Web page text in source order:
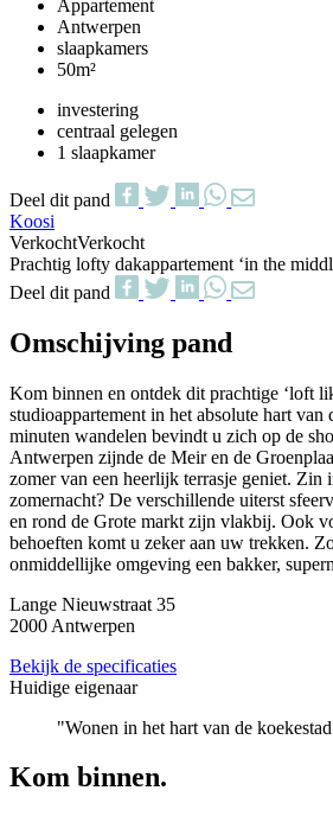
Appartement
Antwerpen
slaapkamers
50m²
investering
centraal gelegen
1 slaapkamer
Deel dit pand
Koosi
VerkochtVerkocht
Prachtig lofty dakappartement ‘in the
Deel dit pand
Omschijving pand
Kom binnen en ontdek dit prachtige ‘loft
studioappartement in het absolute hart van
minuten wandelen bevindt u zich op de
Antwerpen zijnde de Meir en de
zomer van een heerlijk terrasje geniet. Zin
zomernacht? De verschillende uiterst
en rond de Grote markt zijn vlakbij. Ook
behoeften komt u zeker aan uw trekken.
onmiddellijke omgeving een bakker,
Lange Nieuwstraat 35
2000 Antwerpen
Bekijk de specificaties
Huidige eigenaar
"Wonen in het hart van de
Kom binnen.